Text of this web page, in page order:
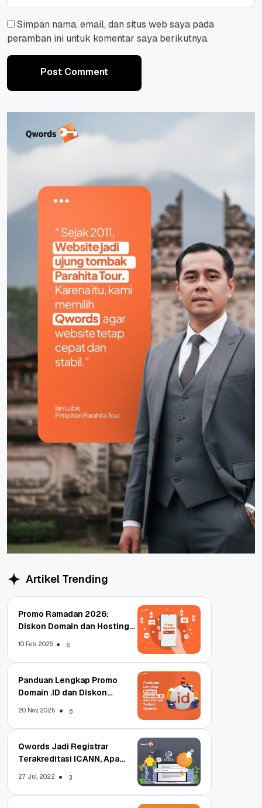
Simpan nama, email, dan situs web saya pada
peramban ini untuk komentar saya berikutnya.
Post Comment
Artikel Trending
Promo Ramadan 2026:
Diskon Domain dan Hosting
10 Feb, 2026 6
Panduan Lengkap Promo
Domain .ID dan Diskon
20 Nov, 2025 6
Qwords Jadi Registrar
Terakreditasi ICANN, Apa
27 Jul, 2022 3